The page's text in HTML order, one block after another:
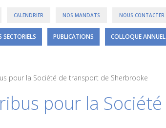
CALENDRIER NOS MANDATS NOUS CONTACTER
SECTORIELS PUBLICATIONS COLLOQUE ANNUEL
pour la Société de transport de Sherbrooke
pour la Société